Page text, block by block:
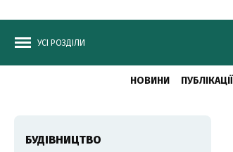
УСІ РОЗДІЛИ
НОВИНИ ПУБЛІКАЦІЇ
БУДІВНИЦТВО